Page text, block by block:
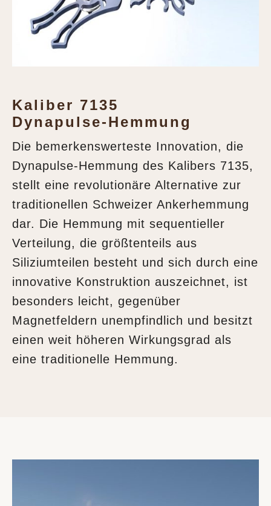
Kaliber 7135
Dynapulse-Hemmung
Die bemerkenswerteste Innovation, die
Dynapulse-Hemmung des Kalibers 7135,
stellt eine revolutionäre Alternative zur
traditionellen Schweizer Ankerhemmung
dar. Die Hemmung mit sequentieller
Verteilung, die größtenteils aus
Siliziumteilen besteht und sich durch eine
innovative Konstruktion auszeichnet, ist
besonders leicht, gegenüber
Magnetfeldern unempfindlich und besitzt
einen weit höheren Wirkungsgrad als
eine traditionelle Hemmung.